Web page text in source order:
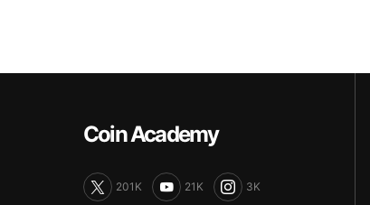
Coin Academy
201K 21K 3K